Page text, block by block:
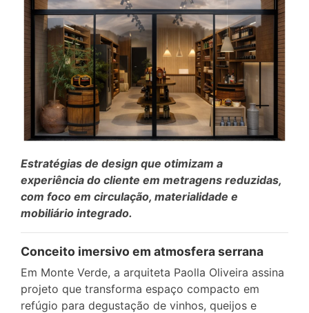
Estratégias de design que otimizam a
experiência do cliente em metragens reduzidas,
com foco em circulação, materialidade e
mobiliário integrado.
Conceito imersivo em atmosfera serrana
Em Monte Verde, a arquiteta Paolla Oliveira assina
projeto que transforma espaço compacto em
refúgio para degustação de vinhos, queijos e